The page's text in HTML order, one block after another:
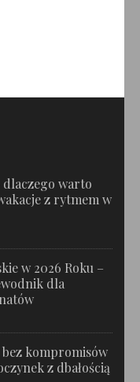
warto
z rytmem w
w 2026 Roku –
dla
bez kompromisów
z dbałością